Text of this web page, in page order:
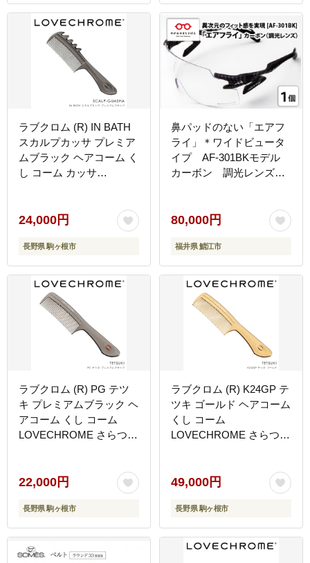
ラブクロム (R) IN BATH
スカルプカッサ プレミア
ムブラック ヘアコーム く
し コーム カッサ
24,000円
長野県 駒ヶ根市
鼻パッドのない「エアフ
ライ」＊ワイドビュータ
イプ AF-301BKモデル
カーボン 調光レンズ装
80,000円
福井県 鯖江市
ラブクロム (R) PG テツ
キ プレミアムブラック ヘ
アコーム くし コーム
LOVECHROME さらつや
22,000円
長野県 駒ヶ根市
ラブクロム (R) K24GP テ
ツキ ゴールド ヘアコーム
くし コーム
LOVECHROME さらつや
49,000円
長野県 駒ヶ根市